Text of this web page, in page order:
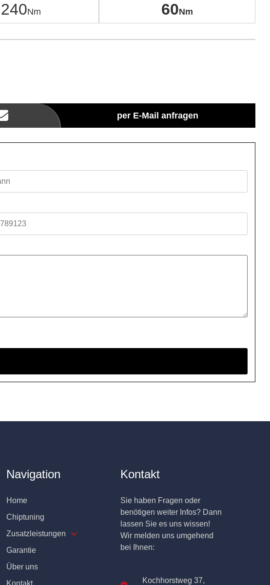
240 60
per E-Mail anfragen
Navigation
Home
Chiptuning
Zusatzleistungen
Garantie
Über uns
Kontakt
Kontakt
Sie haben Fragen oder
benötigen weiter Infos? Dann
lassen Sie es uns wissen!
Wir melden uns umgehend
bei Ihnen:
Kochhorstweg 37,